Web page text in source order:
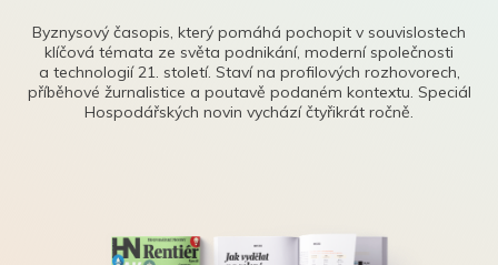
Byznysový časopis, který pomáhá pochopit v souvislostech
klíčová témata ze světa podnikání, moderní společnosti
a technologií 21. století. Staví na profilových rozhovorech,
příběhové žurnalistice a poutavě podaném kontextu. Speciál
Hospodářských novin vychází čtyřikrát ročně.